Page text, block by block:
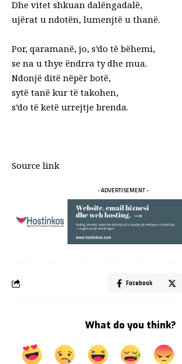
Dhe vitet shkuan dalëngadalë,
ujërat u ndotën, lumenjtë u thanë.
Por, qaramanë, jo, s’do të bëhemi,
se na u thye ëndrra ty dhe mua.
Ndonjë ditë nëpër botë,
sytë tanë kur të takohen,
s’do të ketë urrejtje brenda.
Source link
- ADVERTISEMENT -
Facebook
What do you think?